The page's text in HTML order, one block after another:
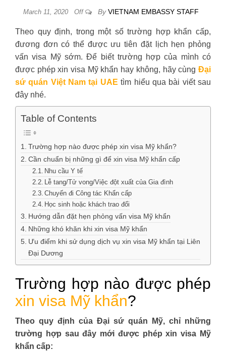
March 11, 2020 Off By VIETNAM EMBASSY STAFF
Theo quy định, trong một số trường hợp khẩn cấp,
đương đơn có thể được ưu tiên đặt lịch hẹn phỏng
vấn visa Mỹ sớm. Để biết trường hợp của mình có
được phép xin visa Mỹ khẩn hay không, hãy cùng Đại
sứ quán Việt Nam tại UAE tìm hiểu qua bài viết sau
đây nhé.
Table of Contents
Trường hợp nào được phép xin visa Mỹ khẩn?
Cần chuẩn bị những gì để xin visa Mỹ khẩn cấp
Nhu cầu Y tế
Lễ tang/Tử vong/Việc đột xuất của Gia đình
Chuyến đi Công tác Khẩn cấp
Học sinh hoặc khách trao đổi
Hướng dẫn đặt hẹn phỏng vấn visa Mỹ khẩn
Những khó khăn khi xin visa Mỹ khẩn
Ưu điểm khi sử dụng dịch vụ xin visa Mỹ khẩn tại Liên
Đại Dương
Trường hợp nào được phép
xin visa Mỹ khẩn?
Theo quy định của Đại sứ quán Mỹ, chỉ những
trường hợp sau đây mới được phép xin visa Mỹ
khẩn cấp: